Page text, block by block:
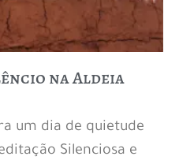
na Aldeia
um dia de quietude
Silenciosa e